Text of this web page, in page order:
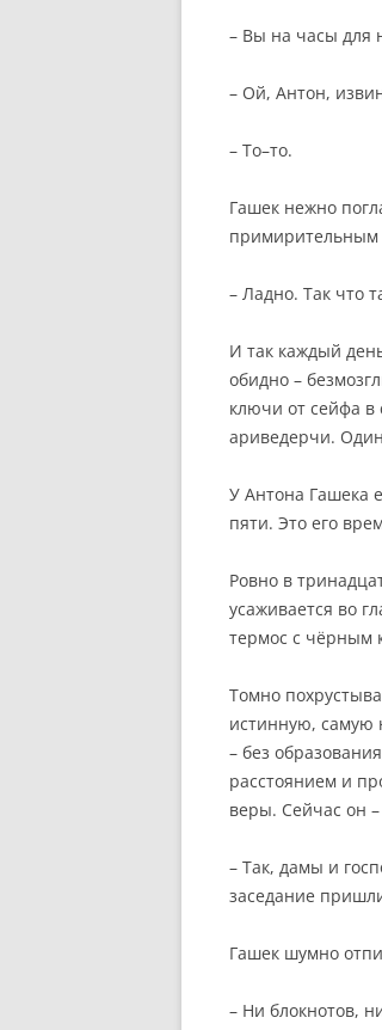
– Вы на часы для
– Ой, Антон,
– То–то.
Гашек нежно
примирительным
– Ладно. Так что
И так каждый
обидно –
ключи от сейфа в
ариведерчи.
У Антона Гашека
пяти. Это его
Ровно в
усаживается во
термос с чёрным
Томно
истинную, самую
– без
расстоянием и
веры. Сейчас он
– Так, дамы и
заседание
Гашек шумно
– Ни блокнотов,